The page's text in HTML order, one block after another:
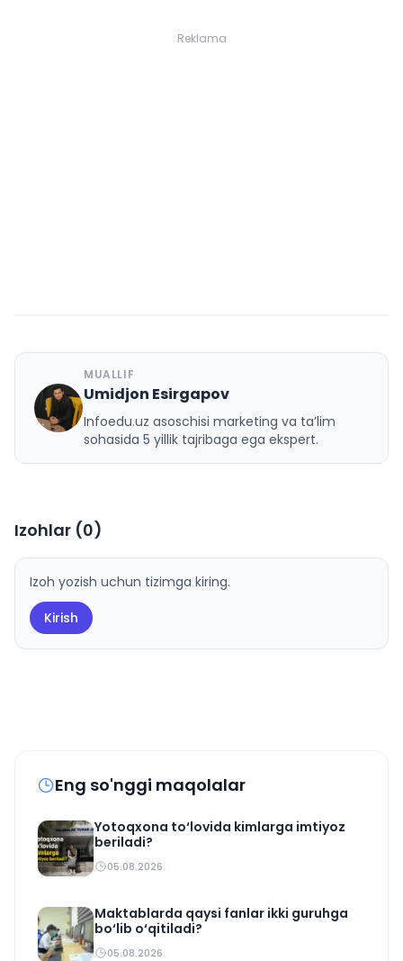
Reklama
U
MUALLIF
Umidjon Esirgapov
Infoedu.uz asoschisi marketing va ta’lim
sohasida 5 yillik tajribaga ega ekspert.
Izohlar (0)
Izoh yozish uchun tizimga kiring.
Kirish
Eng so'nggi maqolalar
Yotoqxona to‘lovida kimlarga imtiyoz
beriladi?
05.08.2026
Maktablarda qaysi fanlar ikki guruhga
bo‘lib o‘qitiladi?
05.08.2026